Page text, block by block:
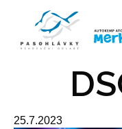
25.7.2023